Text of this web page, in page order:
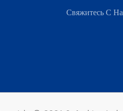
Свяжитесь С